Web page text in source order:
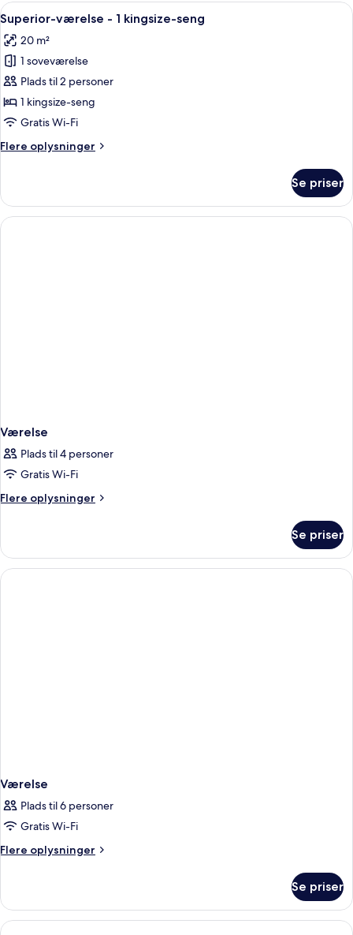
Indlæs
alle
billeder
af
Superior-
værelse
-
kingsize-
Et hotelværelse med seng, stol, lille
8
Superior-værelse - 1 kingsize-seng
20 m²
1 soveværelse
Plads til 2 personer
1 kingsize-seng
Gratis Wi-Fi
Flere oplysninger
Flere
værelse
1
Se priser
Værelse
Plads til 4 personer
Gratis Wi-Fi
Flere oplysninger
Flere
Se priser
Værelse
Plads til 6 personer
Gratis Wi-Fi
Flere oplysninger
Flere
Se priser